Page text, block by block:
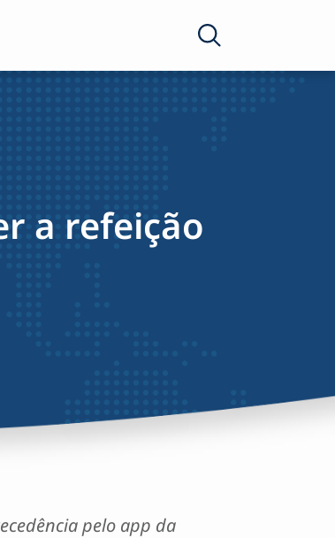
a refeição
pelo app da